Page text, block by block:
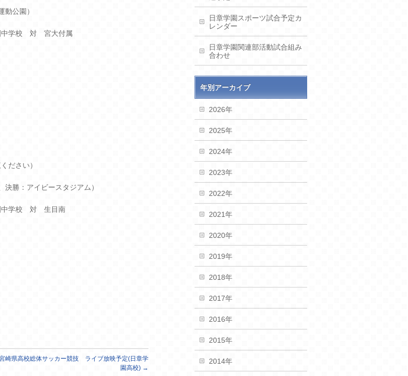
公園）
学校 対 宮大付属
ださい）
勝：アイビースタジアム）
中学校 対 生目南
崎県高校総体サッカー競技 ライブ放映予定(日章学
園高校) →
日章学園スポーツ試合予定カ
レンダー
日章学園関連部活動試合組み
合わせ
年別アーカイブ
2026年
2025年
2024年
2023年
2022年
2021年
2020年
2019年
2018年
2017年
2016年
2015年
2014年